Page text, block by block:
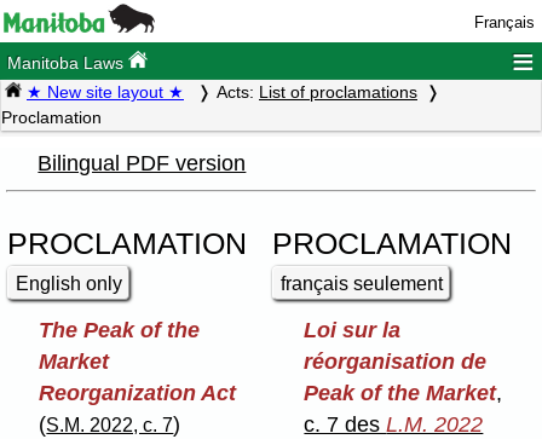
Français
Manitoba Laws ≡
★ New site layout ★ Acts: List of proclamations
Proclamation
Bilingual PDF version
PROCLAMATION
English only
PROCLAMATION
français seulement
The Peak of the
Market
Reorganization Act
(S.M. 2022, c. 7)
Loi sur la
réorganisation de
Peak of the Market,
c. 7 desL.M. 2022